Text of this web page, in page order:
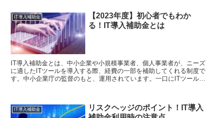
IT導入補助金
【2023年度】初心者でもわか
る！IT導入補助金とは
IT導入補助金とは、中小企業や小規模事業者、個人事業者が、ニーズ
に適したITツールを導入する際、経費の一部を補助してくれる制度で
す。中小企業庁の監督のもと、運用されています。一口にITツールと
IT導入補助金
リスクヘッジのポイント！IT導入